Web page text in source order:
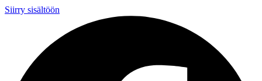
Siirry sisältöön